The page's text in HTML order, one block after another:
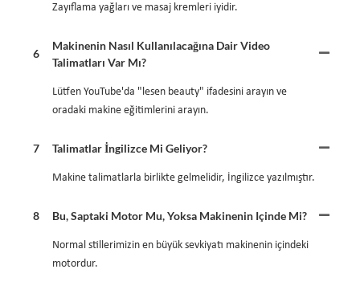
Zayıflama yağları ve masaj kremleri iyidir.
6
Makinenin Nasıl Kullanılacağına Dair Video
Talimatları Var Mı?
Lütfen YouTube'da "lesen beauty" ifadesini arayın ve
oradaki makine eğitimlerini arayın.
7 Talimatlar İngilizce Mi Geliyor?
Makine talimatlarla birlikte gelmelidir, İngilizce yazılmıştır.
8 Bu, Saptaki Motor Mu, Yoksa Makinenin Içinde Mi?
Normal stillerimizin en büyük sevkiyatı makinenin içindeki
motordur.